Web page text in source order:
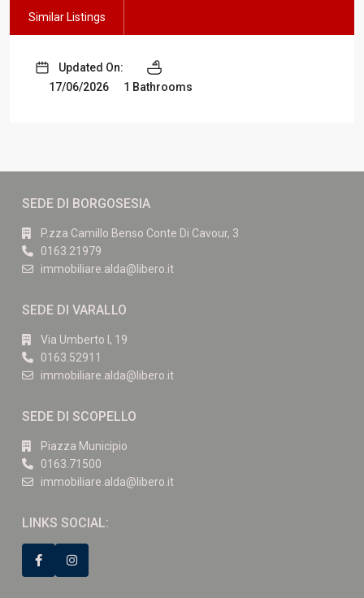
Similar Listings
Updated On:
17/06/2026
1 Bathrooms
SEDE DI BORGOSESIA
P.zza Camillo Benso Conte Di Cavour, 3
0163.21979
immobiliare.alda@libero.it
SEDE DI VARALLO
Via Umberto I, 19
0163.52911
immobiliare.alda@libero.it
SEDE DI SCOPELLO
Piazza Municipio
0163.71500
immobiliare.alda@libero.it
LINKS SOCIAL: